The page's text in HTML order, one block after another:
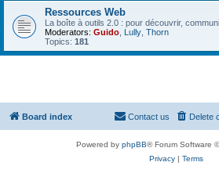
Ressources Web
La boîte à outils 2.0 : pour découvrir,
Moderators: Guido Lully Thorn
Topics: 181
Board index Delete
Contact us
Powered by phpBB® Forum Software
Privacy| Terms